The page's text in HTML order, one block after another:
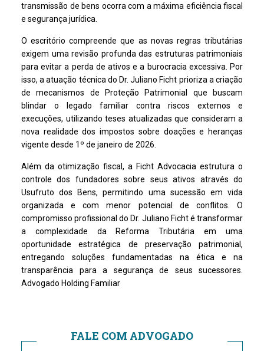
transmissão de bens ocorra com a máxima eficiência fiscal
e segurança jurídica.
O escritório compreende que as novas regras tributárias
exigem uma revisão profunda das estruturas patrimoniais
para evitar a perda de ativos e a burocracia excessiva. Por
isso, a atuação técnica do Dr. Juliano Ficht prioriza a criação
de mecanismos de Proteção Patrimonial que buscam
blindar o legado familiar contra riscos externos e
execuções, utilizando teses atualizadas que consideram a
nova realidade dos impostos sobre doações e heranças
vigente desde 1º de janeiro de 2026.
Além da otimização fiscal, a Ficht Advocacia estrutura o
controle dos fundadores sobre seus ativos através do
Usufruto dos Bens, permitindo uma sucessão em vida
organizada e com menor potencial de conflitos. O
compromisso profissional do Dr. Juliano Ficht é transformar
a complexidade da Reforma Tributária em uma
oportunidade estratégica de preservação patrimonial,
entregando soluções fundamentadas na ética e na
transparência para a segurança de seus sucessores.
Advogado Holding Familiar
FALE COM ADVOGADO